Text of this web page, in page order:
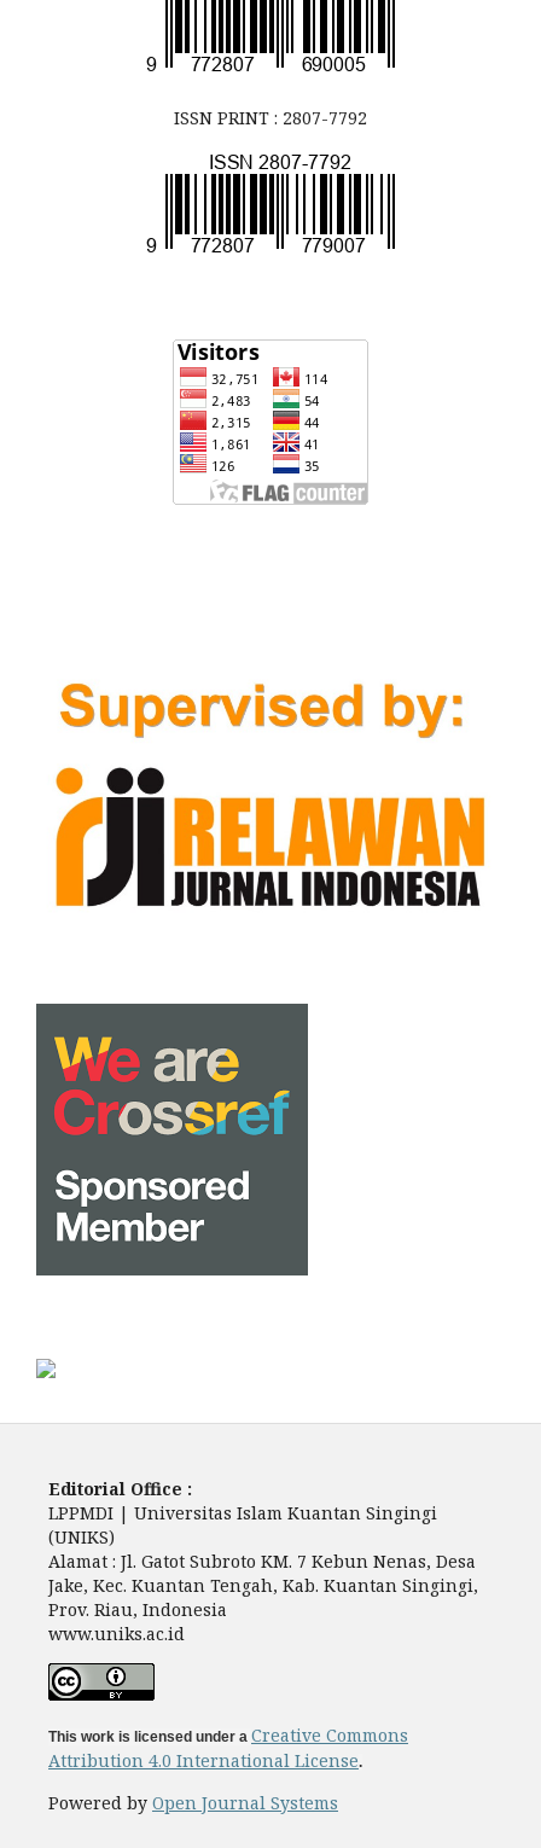
ISSN PRINT : 2807-7792
Editorial Office :
LPPMDI | Universitas Islam Kuantan Singingi
(UNIKS)
Alamat : Jl. Gatot Subroto KM. 7 Kebun Nenas, Desa
Jake, Kec. Kuantan Tengah, Kab. Kuantan Singingi,
Prov. Riau, Indonesia
www.uniks.ac.id
This work is licensed under a Creative Commons
Attribution 4.0 International License.
Powered by Open Journal Systems